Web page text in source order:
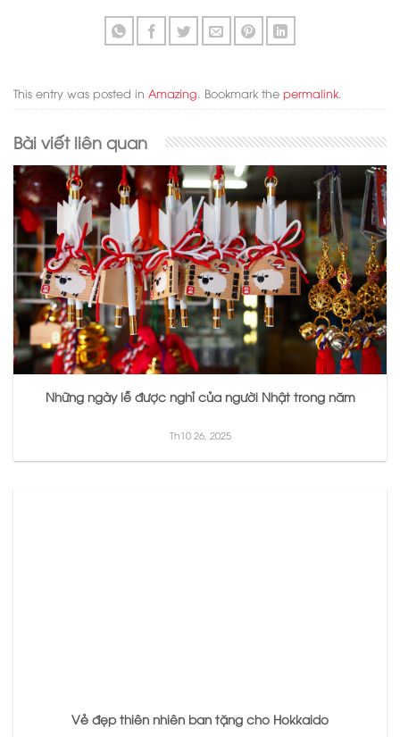
This entry was posted in Amazing. Bookmark the permalink.
Bài viết liên quan
Những ngày lễ được nghỉ của người Nhật trong năm
Th10 26, 2025
Vẻ đẹp thiên nhiên ban tặng cho Hokkaido